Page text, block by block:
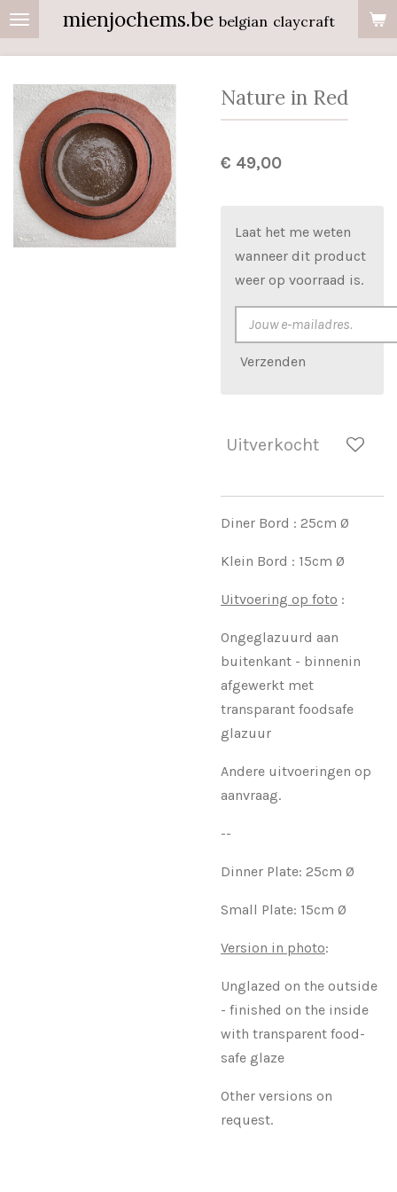
Ga
de
hoofdinhoud
mienjochems.be belgian claycraft
Nature in Red
€ 49,00
Laat het me weten
wanneer dit product
weer op voorraad is.
Verzenden
Uitverkocht
Diner Bord : 25cm Ø
Klein Bord : 15cm Ø
Uitvoering op foto :
Ongeglazuurd aan
buitenkant - binnenin
afgewerkt met
transparant foodsafe
glazuur
Andere uitvoeringen op
aanvraag.
--
Dinner Plate: 25cm Ø
Small Plate: 15cm Ø
Version in photo:
Unglazed on the outside
- finished on the inside
with transparent food-
safe glaze
Other versions on
request.